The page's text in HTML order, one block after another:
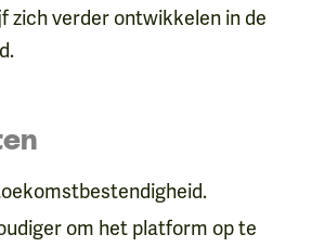
zich verder ontwikkelen in de
om het platform op te